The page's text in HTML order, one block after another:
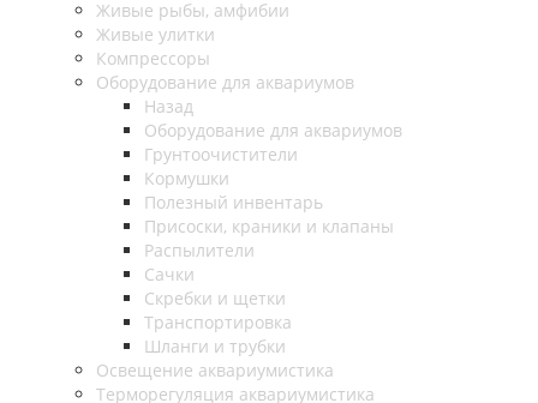
Живые рыбы, амфибии
Живые улитки
Компрессоры
Оборудование для аквариумов
Назад
Оборудование для аквариумов
Грунтоочистители
Кормушки
Полезный инвентарь
Присоски, краники и клапаны
Распылители
Сачки
Скребки и щетки
Транспортировка
Шланги и трубки
Освещение аквариумистика
Терморегуляция аквариумистика